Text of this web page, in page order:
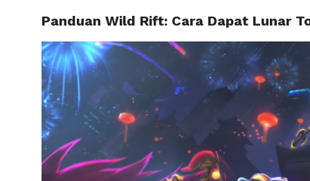
HOME
Panduan Wild Rift: Cara Dapat Lunar